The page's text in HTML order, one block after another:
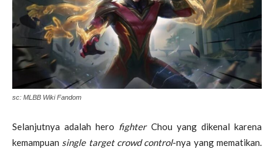
sc: MLBB Wiki Fandom
Selanjutnya adalah hero fighterChou yang dikenal karena
kemampuan single target crowd control-nya yang mematikan.